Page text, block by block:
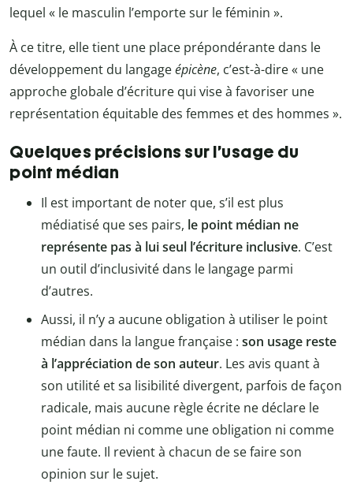
lequel « le masculin l’emporte sur le féminin ».
À ce titre, elle tient une place prépondérante dans le
développement du langageépicène, c’est-à-dire « une
approche globale d’écriture qui vise à favoriser une
représentation équitable des femmes et des hommes ».
Quelques précisions sur l’usage du
point médian
Il est important de noter que, s’il est plus
médiatisé que ses pairs, le point médian ne
représente pas à lui seul l’écriture inclusive. C’est
un outil d’inclusivité dans le langage parmi
d’autres.
Aussi, il n’y a aucune obligation à utiliser le point
médian dans la langue française : son usage reste
à l’appréciation de son auteur. Les avis quant à
son utilité et sa lisibilité divergent, parfois de façon
radicale, mais aucune règle écrite ne déclare le
point médian ni comme une obligation ni comme
une faute. Il revient à chacun de se faire son
opinion sur le sujet.